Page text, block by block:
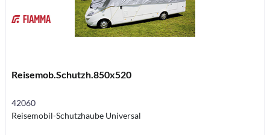
Reisemob.Schutzh.850x520
42060
Reisemobil-Schutzhaube Universal